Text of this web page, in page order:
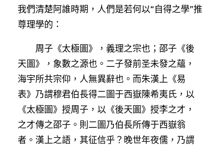
我們清楚阿誰時期，人們是若何以“自得之學”推
尊理學的：
周子《太極圖》，義理之宗也；邵子《後
天圖》，象數之源也。二子發前圣未發之蘊，
海宇所共宗仰，人無異辭也。而朱漢上《易
表》乃謂穆君伯長得二圖于西嶽陳希夷氏，以
《太極圖》授周子，以《後天圖》授李之才，
之才傳之邵子。則二圖乃伯長所傳于西嶽翁
者。漢上之語，其征信乎？晚世年夜儒，乃謂